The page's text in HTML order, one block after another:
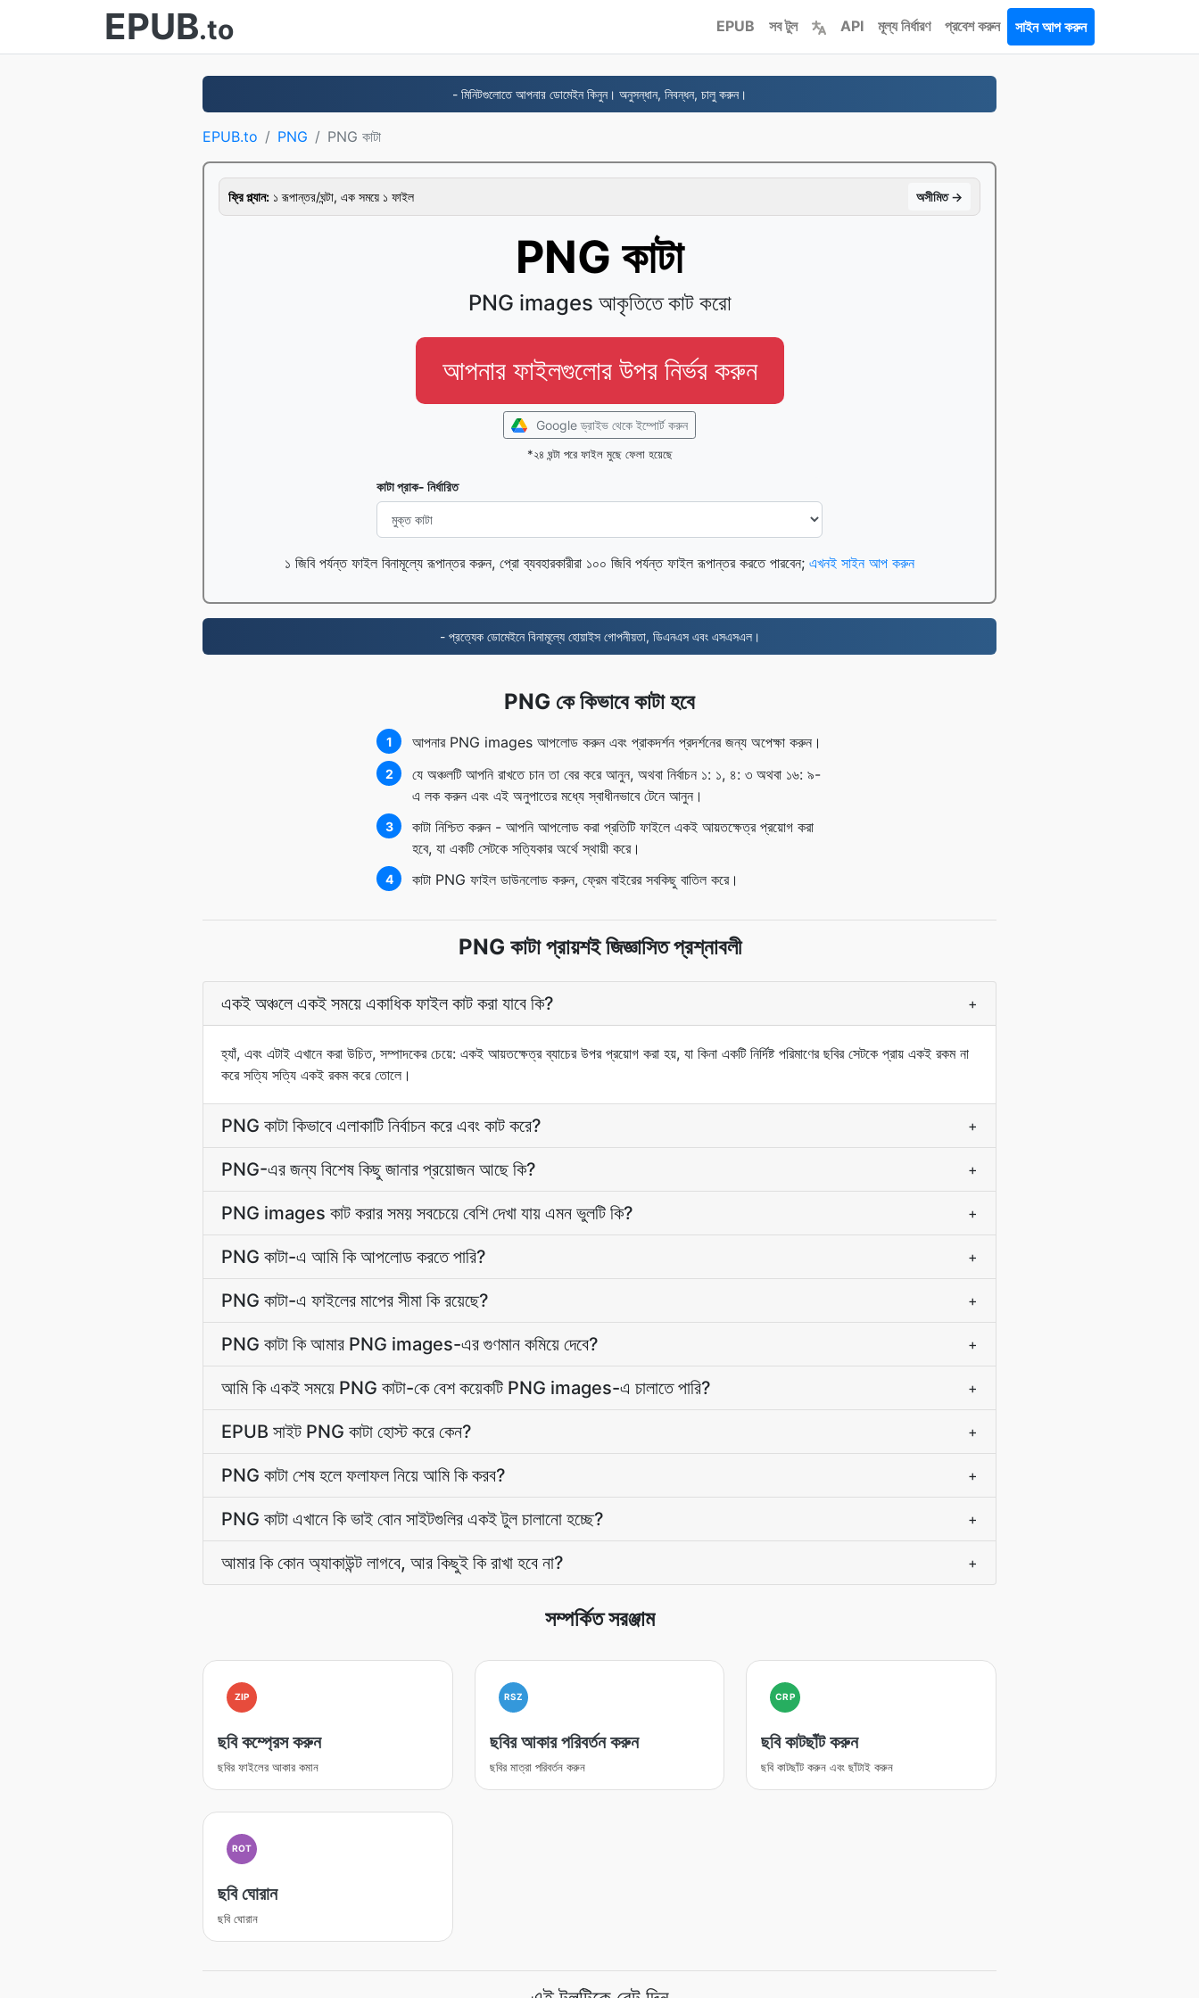
EPUB.to EPUB সব টুল API মূল্য নির্ধারণ প্রবেশ করুন সাইন আপ করুন
- মিনিটগুলোতে আপনার ডোমেইন কিনুন। অনুসন্ধান, নিবন্ধন, চালু করুন।
EPUB.to PNG PNG কাটা
ফ্রি প্ল্যান: ১ রূপান্তর/ঘন্টা, এক সময়ে ১ ফাইল অসীমিত →
PNG কাটা
PNG images আকৃতিতে কাট করো
আপনার ফাইলগুলোর উপর নির্ভর করুন
Google ড্রাইভ থেকে ইম্পোর্ট করুন
*২৪ ঘন্টা পরে ফাইল মুছে ফেলা হয়েছে
কাটা প্রাক- নির্ধারিত
১ জিবি পর্যন্ত ফাইল বিনামূল্যে রূপান্তর করুন, প্রো ব্যবহারকারীরা ১০০ জিবি পর্যন্ত ফাইল রূপান্তর করতে পারবেন; এখনই সাইন আপ করুন
- প্রত্যেক ডোমেইনে বিনামূল্যে হোয়াইস গোপনীয়তা, ডিএনএস এবং এসএসএল।
PNG কে কিভাবে কাটা হবে
1 আপনার PNG images আপলোড করুন এবং প্রাকদর্শন প্রদর্শনের জন্য অপেক্ষা করুন।
2
যে অঞ্চলটি আপনি রাখতে চান তা বের করে আনুন, অথবা নির্বাচন ১: ১, ৪: ৩ অথবা ১৬: ৯-
এ লক করুন এবং এই অনুপাতের মধ্যে স্বাধীনভাবে টেনে আনুন।
3
কাটা নিশ্চিত করুন - আপনি আপলোড করা প্রতিটি ফাইলে একই আয়তক্ষেত্র প্রয়োগ করা
হবে, যা একটি সেটকে সত্যিকার অর্থে স্থায়ী করে।
4 কাটা PNG ফাইল ডাউনলোড করুন, ফ্রেম বাইরের সবকিছু বাতিল করে।
PNG কাটা প্রায়শই জিজ্ঞাসিত প্রশ্নাবলী
একই অঞ্চলে একই সময়ে একাধিক ফাইল কাট করা যাবে কি? +
হ্যাঁ, এবং এটাই এখানে করা উচিত, সম্পাদকের চেয়ে: একই আয়তক্ষেত্র ব্যাচের উপর প্রয়োগ করা হয়, যা কিনা একটি নির্দিষ্ট পরিমাণের ছবির সেটকে প্রায় একই রকম না
করে সত্যি সত্যি একই রকম করে তোলে।
PNG কাটা কিভাবে এলাকাটি নির্বাচন করে এবং কাট করে? +
PNG-এর জন্য বিশেষ কিছু জানার প্রয়োজন আছে কি? +
PNG images কাট করার সময় সবচেয়ে বেশি দেখা যায় এমন ভুলটি কি? +
PNG কাটা-এ আমি কি আপলোড করতে পারি? +
PNG কাটা-এ ফাইলের মাপের সীমা কি রয়েছে? +
PNG কাটা কি আমার PNG images-এর গুণমান কমিয়ে দেবে? +
আমি কি একই সময়ে PNG কাটা-কে বেশ কয়েকটি PNG images-এ চালাতে পারি? +
EPUB সাইট PNG কাটা হোস্ট করে কেন? +
PNG কাটা শেষ হলে ফলাফল নিয়ে আমি কি করব? +
PNG কাটা এখানে কি ভাই বোন সাইটগুলির একই টুল চালানো হচ্ছে? +
আমার কি কোন অ্যাকাউন্ট লাগবে, আর কিছুই কি রাখা হবে না? +
সম্পর্কিত সরঞ্জাম
ZIP
ছবি কম্প্রেস করুন
ছবির ফাইলের আকার কমান
RSZ
ছবির আকার পরিবর্তন করুন
ছবির মাত্রা পরিবর্তন করুন
CRP
ছবি কাটছাঁট করুন
ছবি কাটছাঁট করুন এবং ছাঁটাই করুন
ROT
ছবি ঘোরান
ছবি ঘোরান